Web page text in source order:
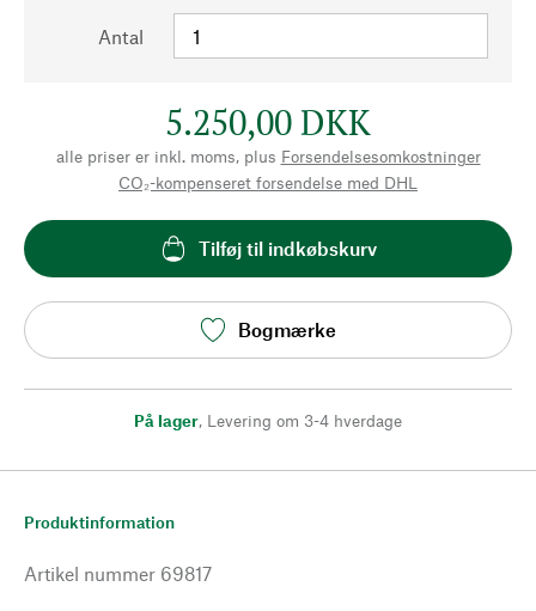
Antal
5.250,00 DKK
alle priser er inkl. moms, plus Forsendelsesomkostninger
CO₂-kompenseret forsendelse med DHL
Tilføj til indkøbskurv
Bogmærke
På lager, Levering om 3-4 hverdage
Produktinformation
Artikel nummer 69817